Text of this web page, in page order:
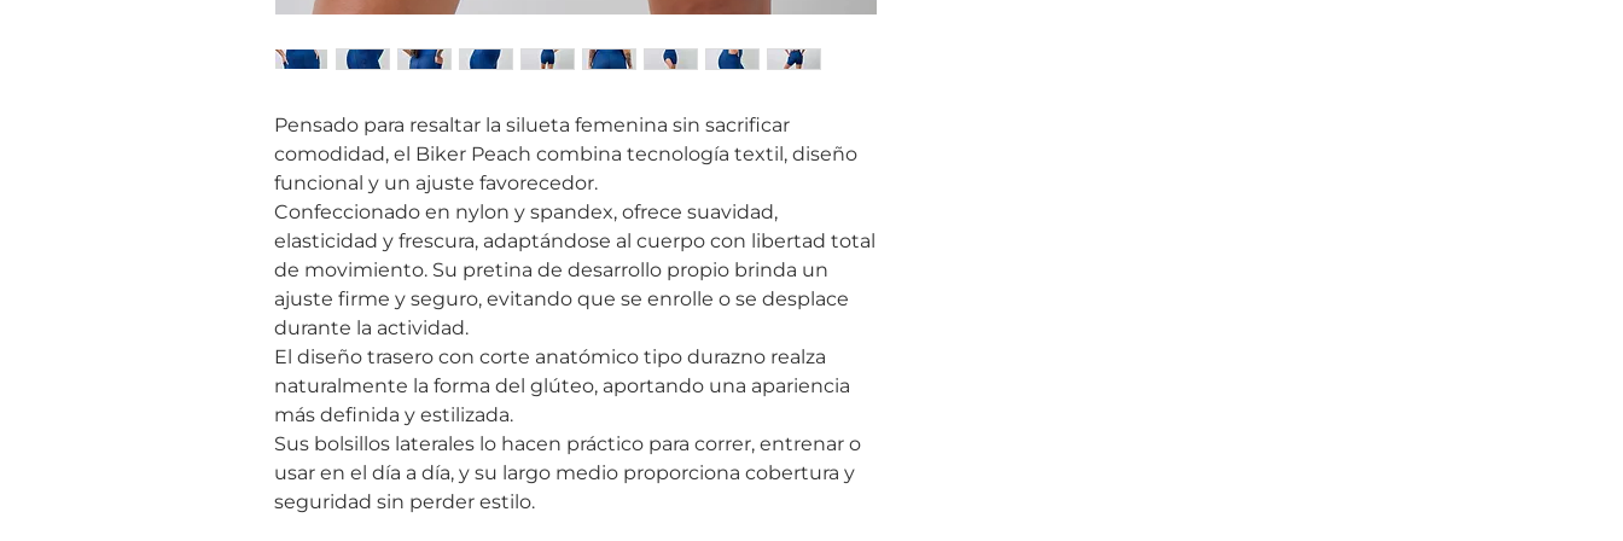
Pensado para resaltar la silueta femenina sin sacrificar
comodidad, el Biker Peach combina tecnología textil, diseño
funcional y un ajuste favorecedor.
Confeccionado en nylon y spandex, ofrece suavidad,
elasticidad y frescura, adaptándose al cuerpo con libertad total
de movimiento. Su pretina de desarrollo propio brinda un
ajuste firme y seguro, evitando que se enrolle o se desplace
durante la actividad.
El diseño trasero con corte anatómico tipo durazno realza
naturalmente la forma del glúteo, aportando una apariencia
más definida y estilizada.
Sus bolsillos laterales lo hacen práctico para correr, entrenar o
usar en el día a día, y su largo medio proporciona cobertura y
seguridad sin perder estilo.